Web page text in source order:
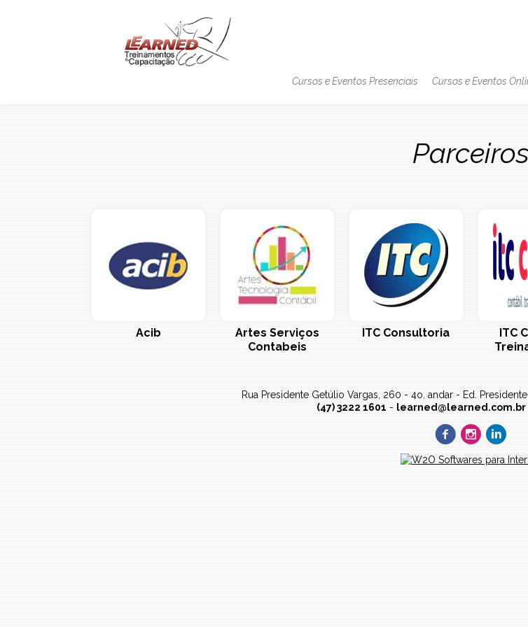
Pular Navegação (s)
Cursos e Eventos Presenciais Cursos e Eventos
Parceiros
Acib
Artes Serviços
Contabeis
ITC Consultoria
ITC
Rua Presidente Getúlio Vargas, 260 - 4o. andar - Ed. Presidente
(47) 3222 1601 - learned@learned.com.br